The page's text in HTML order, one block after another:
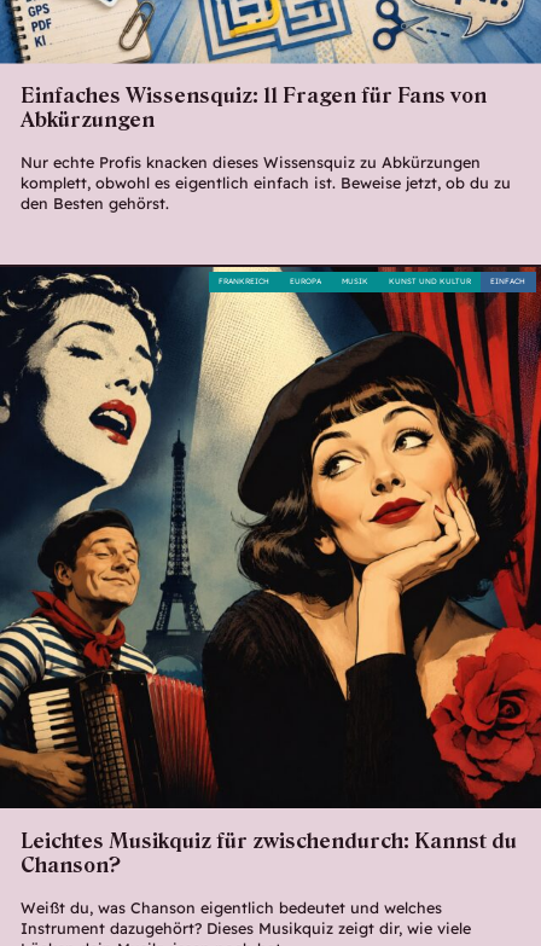
Einfaches Wissensquiz: 11 Fragen für Fans von
Abkürzungen
Nur echte Profis knacken dieses Wissensquiz zu Abkürzungen
komplett, obwohl es eigentlich einfach ist. Beweise jetzt, ob du zu
den Besten gehörst.
Leichtes Musikquiz für zwischendurch: Kannst du
Chanson?
Weißt du, was Chanson eigentlich bedeutet und welches
Instrument dazugehört? Dieses Musikquiz zeigt dir, wie viele
EINFACH
KUNST UND KULTUR
MUSIK
EUROPA
FRANKREICH